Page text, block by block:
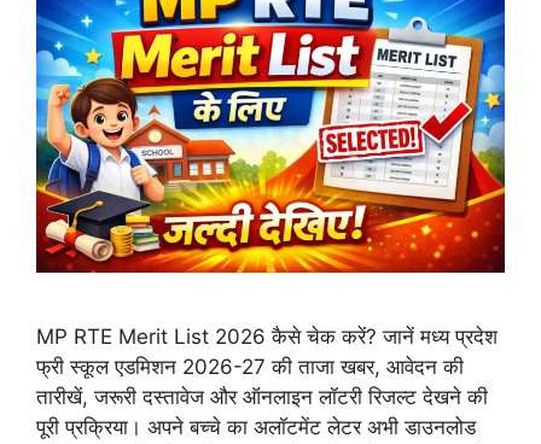
MP RTE Merit List 2026 कैसे चेक करें? जानें मध्य प्रदेश
फ्री स्कूल एडमिशन 2026-27 की ताजा खबर, आवेदन की
तारीखें, जरूरी दस्तावेज और ऑनलाइन लॉटरी रिजल्ट देखने की
पूरी प्रक्रिया। अपने बच्चे का अलॉटमेंट लेटर अभी डाउनलोड